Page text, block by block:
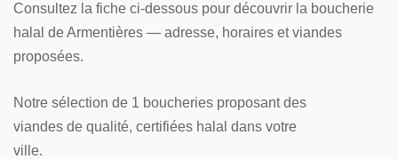
Consultez la fiche ci-dessous pour découvrir la boucherie
halal de Armentières — adresse, horaires et viandes
proposées.
Notre sélection de 1 boucheries proposant des
viandes de qualité, certifiées halal dans votre
ville.